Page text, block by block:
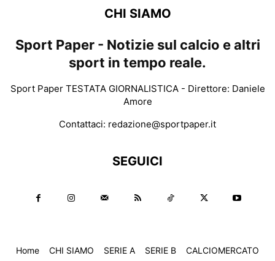
CHI SIAMO
Sport Paper - Notizie sul calcio e altri
sport in tempo reale.
Sport Paper TESTATA GIORNALISTICA - Direttore: Daniele
Amore
Contattaci: redazione@sportpaper.it
SEGUICI
Home CHI SIAMO SERIE A SERIE B CALCIOMERCATO